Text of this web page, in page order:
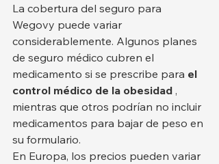
La cobertura del seguro para
Wegovy puede variar
considerablemente. Algunos planes
de seguro médico cubren el
medicamento si se prescribe para el
control médico de la obesidad ,
mientras que otros podrían no incluir
medicamentos para bajar de peso en
su formulario.
En Europa, los precios pueden variar